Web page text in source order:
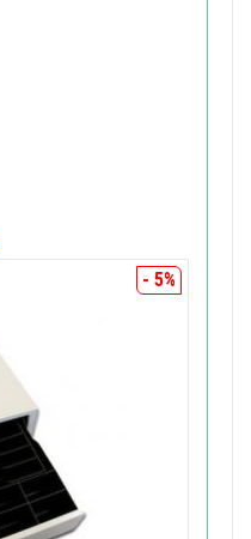
- 5%